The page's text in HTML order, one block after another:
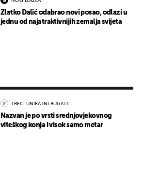
Zlatko Dalić odabrao novi posao, odlazi u
jednu od najatraktivnijih zemalja svijeta
TREĆI UNIKATNI BUGATTI
Nazvan je po vrsti srednjovjekovnog
viteškog konja i visok samo metar